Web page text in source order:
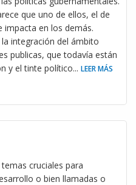
que uno de ellos, el de
impacta en los demás.
integración del ámbito
publicas, que todavía están
y el tinte político... LEER MÁS
cruciales para
o bien llamadas o